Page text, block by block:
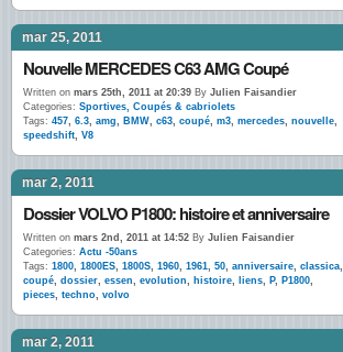
mar 25, 2011
Nouvelle MERCEDES C63 AMG Coupé
Written on mars 25th, 2011 at 20:39 By Julien Faisandier
Categories: Sportives, Coupés & cabriolets
Tags: 457, 6.3, amg, BMW, c63, coupé, m3, mercedes, nouvelle,
speedshift, V8
mar 2, 2011
Dossier VOLVO P1800: histoire et anniversaire
Written on mars 2nd, 2011 at 14:52 By Julien Faisandier
Categories: Actu -50ans
Tags: 1800, 1800ES, 1800S, 1960, 1961, 50, anniversaire, classica,
coupé, dossier, essen, evolution, histoire, liens, P, P1800,
pieces, techno, volvo
mar 2, 2011